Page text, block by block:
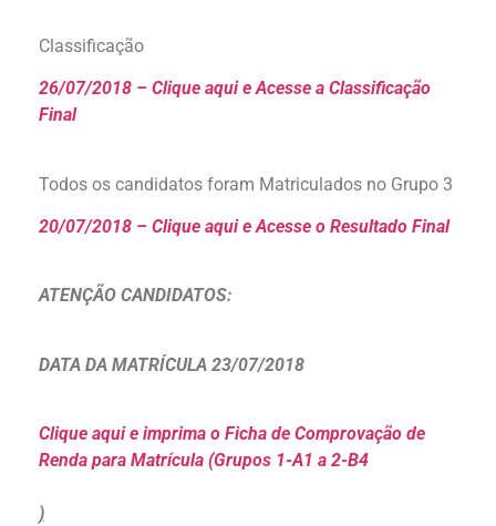
Classificação
26/07/2018 – Clique aqui e Acesse a Classificação
Final
Todos os candidatos foram Matriculados no Grupo 3
20/07/2018 – Clique aqui e Acesse o Resultado Final
ATENÇÃO CANDIDATOS:
DATA DA MATRÍCULA 23/07/2018
Clique aqui e imprima o Ficha de Comprovação de
Renda para Matrícula (Grupos 1-A1 a 2-B4
)